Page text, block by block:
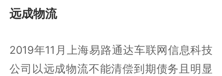
远成物流
2019年11月上海易路通达车联网信息科技
公司以远成物流不能清偿到期债务且明显